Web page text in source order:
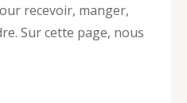
recevoir, manger,
Sur cette page, nous